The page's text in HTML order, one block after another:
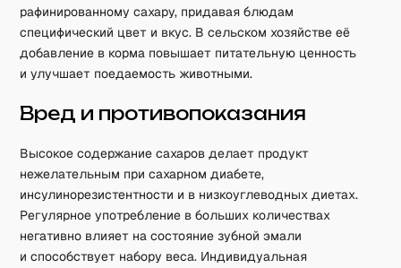
рафинированному сахару, придавая блюдам
специфический цвет и вкус. В сельском хозяйстве её
добавление в корма повышает питательную ценность
и улучшает поедаемость животными.
Вред и противопоказания
Высокое содержание сахаров делает продукт
нежелательным при сахарном диабете,
инсулинорезистентности и в низкоуглеводных диетах.
Регулярное употребление в больших количествах
негативно влияет на состояние зубной эмали
и способствует набору веса. Индивидуальная